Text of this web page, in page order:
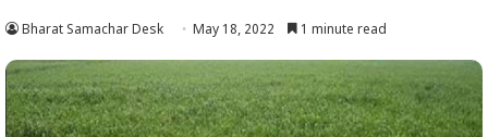
Bharat Samachar Desk May 18, 2022 1 minute read